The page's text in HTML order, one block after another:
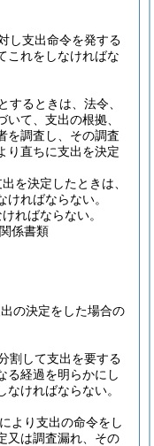
し支出命令を発する
これをしなければな
するときは、法令、
て、支出の根拠、
を調査し、その調査
り直ちに支出を決定
を決定したときは、
ればならない。
ればならない。
係書類
の決定をした場合の
割して支出を要する
る経過を明らかにし
ければならない。
より支出の命令をし
又は調査漏れ、その